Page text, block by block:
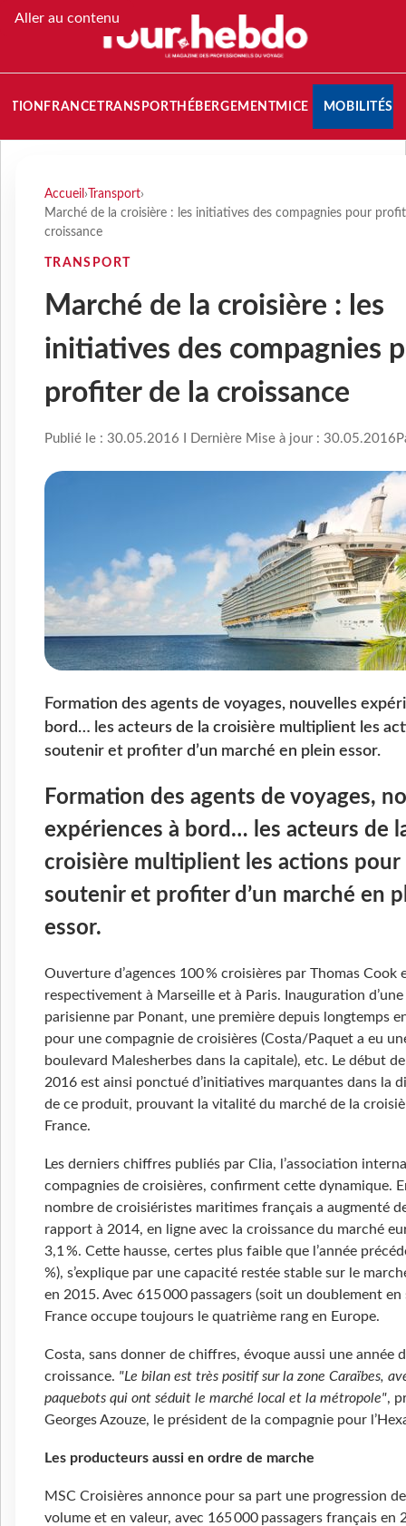
Aller au contenu
FRANCETRANSPORT HÉBERGEMENTMICE MOBILITÉS
Accueil › Transport›
Marché de la croisière : les initiatives des compagnies pour
croissance
TRANSPORT
Marché de la croisière : les
initiatives des compagnies
profiter de la croissance
Publié le : 30.05.2016 I Dernière Mise à jour : 30.05.2016
Formation des agents de voyages, nouvelles
bord… les acteurs de la croisière multiplient les
soutenir et profiter d’un marché en plein essor.
Formation des agents de voyages,
expériences à bord… les acteurs de
croisière multiplient les actions pour
soutenir et profiter d’un marché en
essor.
Ouverture d’agences 100 % croisières par Thomas Cook
respectivement à Marseille et à Paris. Inauguration
parisienne par Ponant, une première depuis longtemps
pour une compagnie de croisières (Costa/Paquet a eu
boulevard Malesherbes dans la capitale), etc. Le début de
2016 est ainsi ponctué d’initiatives marquantes dans la
de ce produit, prouvant la vitalité du marché de la
France.
Les derniers chiffres publiés par Clia, l’association
compagnies de croisières, confirment cette dynamique.
nombre de croisiéristes maritimes français a augmenté
rapport à 2014, en ligne avec la croissance du marché
3,1 %. Cette hausse, certes plus faible que l’année
%), s’explique par une capacité restée stable sur le
en 2015. Avec 615 000 passagers (soit un doublement en
France occupe toujours le quatrième rang en Europe.
Costa, sans donner de chiffres, évoque aussi une année
croissance. "Le bilan est très positif sur la zone Caraïbes,
paquebots qui ont séduit le marché local et la métropole",
Georges Azouze, le président de la compagnie pour
Les producteurs aussi en ordre de marche
MSC Croisières annonce pour sa part une progression
volume et en valeur, avec 165 000 passagers français en